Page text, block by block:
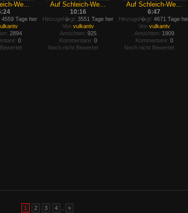
We...
4559 Tage her
2894
0
Auf Schleich-We...
10:16
Hinzugef�gt: 3551 Tage her
Von vulkantv
Ansichten: 925
Kommentare: 0
Noch nicht Bewertet
Auf Schleich-We...
6:47
Hinzugef�gt: 4671 Tage
Von vulkantv
Ansichten: 1909
Kommentare: 0
Noch nicht Bewertet
1 2 3 4 »